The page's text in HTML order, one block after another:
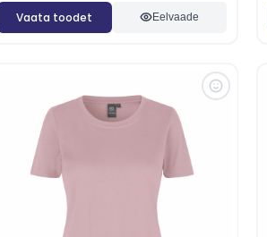
Vaata toodet Eelvaade